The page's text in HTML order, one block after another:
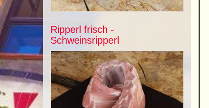
Ripperl frisch -
Schweinsripperl